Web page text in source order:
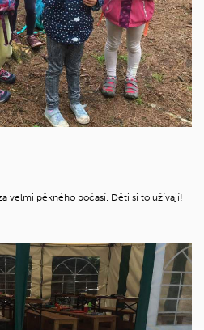
velmi pěkného počasí. Děti si to užívají!